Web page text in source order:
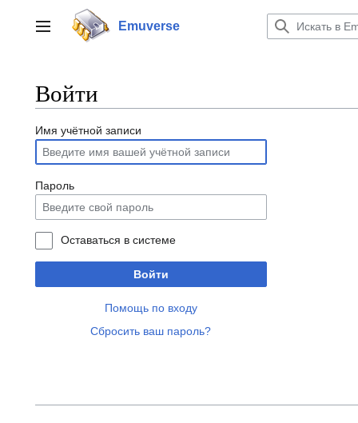
к
содержанию
Переключить боковую панель
Emuverse
Войти
Имя учётной записи
Пароль
Оставаться в системе
Войти
Помощь по входу
Сбросить ваш пароль?